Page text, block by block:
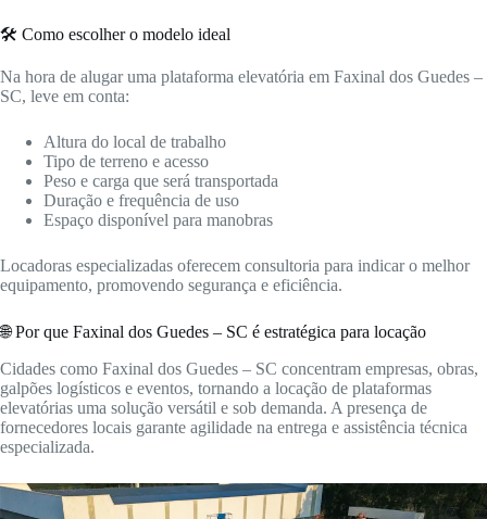
🛠️ Como escolher o modelo ideal
Na hora de alugar uma plataforma elevatória em Faxinal dos Guedes –
SC, leve em conta:
Altura do local de trabalho
Tipo de terreno e acesso
Peso e carga que será transportada
Duração e frequência de uso
Espaço disponível para manobras
Locadoras especializadas oferecem consultoria para indicar o melhor
equipamento, promovendo segurança e eficiência.
🌐 Por que Faxinal dos Guedes – SC é estratégica para locação
Cidades como Faxinal dos Guedes – SC concentram empresas, obras,
galpões logísticos e eventos, tornando a locação de plataformas
elevatórias uma solução versátil e sob demanda. A presença de
fornecedores locais garante agilidade na entrega e assistência técnica
especializada.